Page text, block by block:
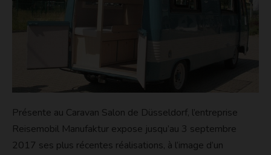
Présente au Caravan Salon de Düsseldorf, l’entreprise
Reisemobil Manufaktur expose jusqu’au 3 septembre
2017 ses plus récentes réalisations, à l’image d’un